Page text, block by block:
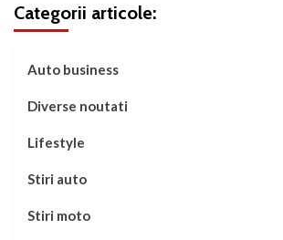
Categorii articole:
Auto business
Diverse noutati
Lifestyle
Stiri auto
Stiri moto